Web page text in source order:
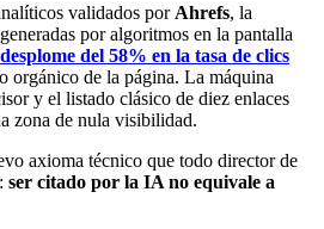
validados por Ahrefs, la
por algoritmos en la pantalla
desplome del 58% en la tasa de clics
orgánico de la página. La máquina
y el listado clásico de diez enlaces
zona de nula visibilidad.
axioma técnico que todo director de
ser citado por la IA no equivale a